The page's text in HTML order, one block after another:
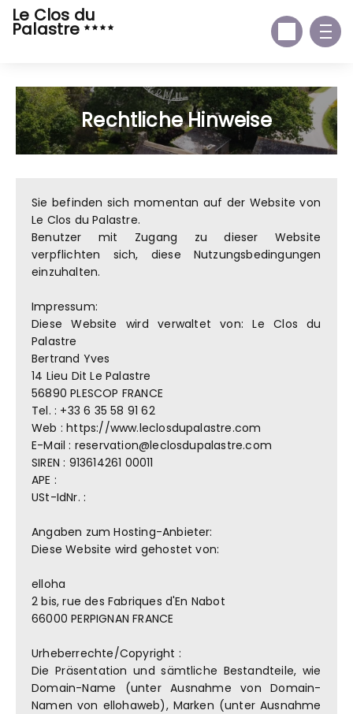
Le Clos du
Palastre
Rechtliche Hinweise
Sie befinden sich momentan auf der Website von
Le Clos du Palastre.
Benutzer mit Zugang zu dieser Website
verpflichten sich, diese Nutzungsbedingungen
einzuhalten.
Impressum:
Diese Website wird verwaltet von: Le Clos du
Palastre
Bertrand Yves
14 Lieu Dit Le Palastre
56890 PLESCOP FRANCE
Tel. : +33 6 35 58 91 62
Web : https://www.leclosdupalastre.com
E-Mail : reservation@leclosdupalastre.com
SIREN : 913614261 00011
APE :
USt-IdNr. :
Angaben zum Hosting-Anbieter:
Diese Website wird gehostet von:
elloha
2 bis, rue des Fabriques d'En Nabot
66000 PERPIGNAN FRANCE
Urheberrechte/Copyright :
Die Präsentation und sämtliche Bestandteile, wie
Domain-Name (unter Ausnahme von Domain-
Namen von ellohaweb), Marken (unter Ausnahme